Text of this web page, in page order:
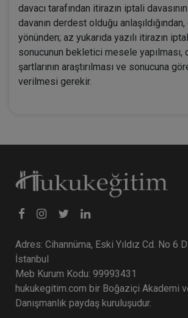
davacı tarafından itirazın iptali davasının
davanın derdest olduğu
yönünden; az yukarıda yazılı itirazın
sonucunun bekletici mesele yapılması,
şartlarının araştırılması ve sonucuna
verilmesi gerekir.
Adres: Cihannüma, Eski Yıldız Cd. No 6
İstanbul
Meb Kurum Kodu: 99993431
hukukegitim.com bir Boğaziçi Akademi
Danışmanlık paydaş kuruluşudur.